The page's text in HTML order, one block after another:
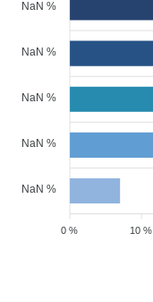
NaN %
NaN %
NaN %
NaN %
NaN %
10 %
0 %